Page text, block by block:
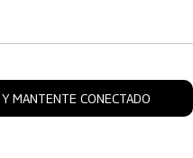
MANTENTE CONECTADO